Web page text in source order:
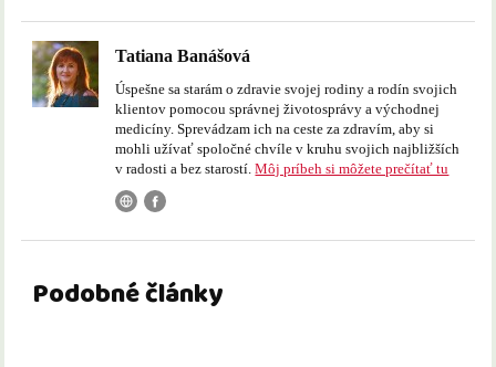
Tatiana Banášová
Úspešne sa starám o zdravie svojej rodiny a rodín svojich
klientov pomocou správnej životosprávy a východnej
medicíny. Sprevádzam ich na ceste za zdravím, aby si
mohli užívať spoločné chvíle v kruhu svojich najbližších
v radosti a bez starostí.Môj príbeh si môžete prečítať tu
Podobné články